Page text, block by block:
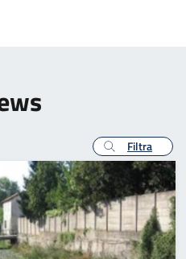
Filtra